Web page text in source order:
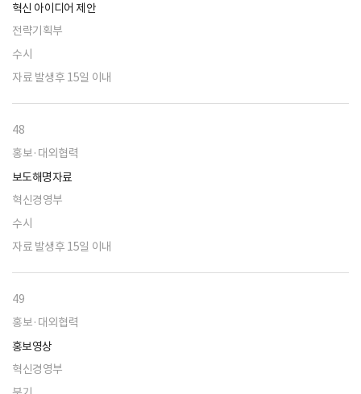
혁신 아이디어 제안
전략기획부
수시
자료 발생후 15일 이내
48
홍보·대외협력
보도해명자료
혁신경영부
수시
자료 발생후 15일 이내
49
홍보·대외협력
홍보영상
혁신경영부